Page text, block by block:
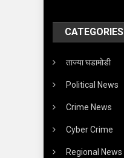
CATEGORIES
ताज्या घडामोडी
Political News
Crime News
Cyber Crime
Regional News